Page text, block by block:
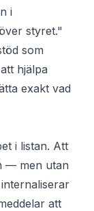
i
styret."
som
hjälpa
exakt vad
i listan. Att
— men utan
att